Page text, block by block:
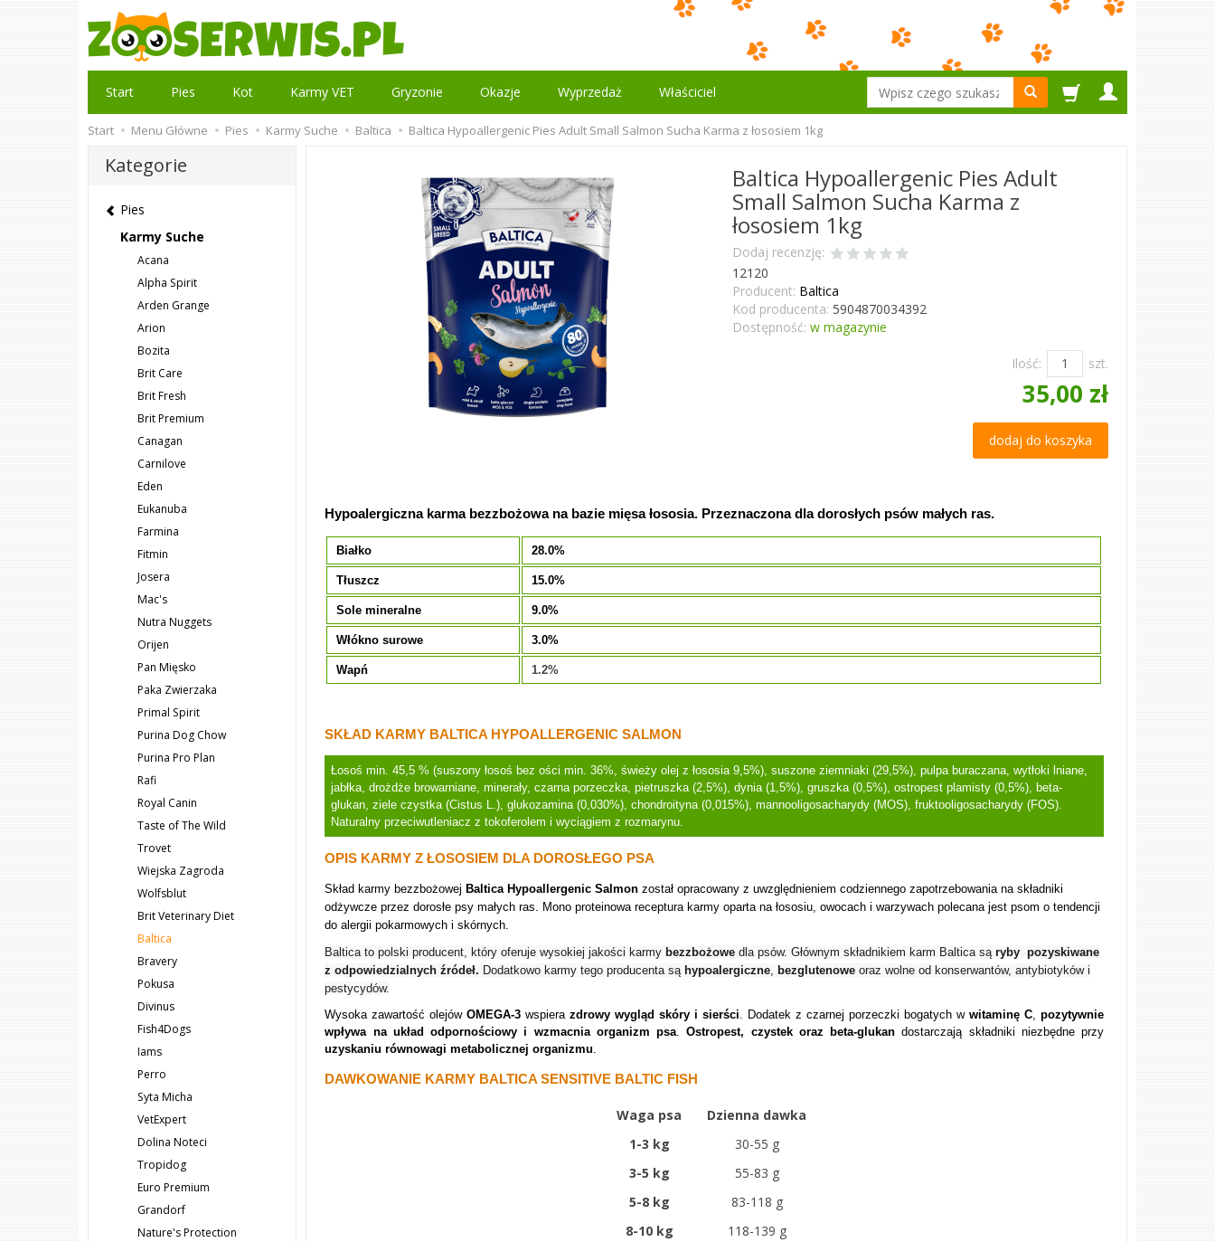
Wyszukaj
Start Pies Kot Karmy VET Gryzonie Okazje Wyprzedaż Właściciel
Start Menu Główne Pies Karmy Suche Baltica Baltica Hypoallergenic Pies Adult Small Salmon Sucha Karma z łososiem 1kg
Baltica Hypoallergenic Pies Adult
Small Salmon Sucha Karma z
łososiem 1kg
Dodaj recenzję:
12120
Producent: Baltica
Kod producenta: 5904870034392
Dostępność: w magazynie
Ilość: szt.
35,00 zł
dodaj do koszyka
Hypoalergiczna karma bezzbożowa na bazie mięsa łososia. Przeznaczona dla dorosłych psów małych ras.
Białko 28.0%
Tłuszcz 15.0%
Sole mineralne 9.0%
Włókno surowe 3.0%
Wapń 1.2%
SKŁAD KARMY BALTICA HYPOALLERGENIC SALMON
Łosoś min. 45,5 % (suszony łosoś bez ości min. 36%, świeży olej z łososia 9,5%), suszone ziemniaki (29,5%), pulpa buraczana, wytłoki lniane,
jabłka, drożdże browarniane, minerały, czarna porzeczka, pietruszka (2,5%), dynia (1,5%), gruszka (0,5%), ostropest plamisty (0,5%), beta-
glukan, ziele czystka (Cistus L.), glukozamina (0,030%), chondroityna (0,015%), mannooligosacharydy (MOS), fruktooligosacharydy (FOS).
Naturalny przeciwutleniacz z tokoferolem i wyciągiem z rozmarynu.
OPIS KARMY Z ŁOSOSIEM DLA DOROSŁEGO PSA
Skład karmy bezzbożowej Baltica Hypoallergenic Salmon został opracowany z uwzględnieniem codziennego zapotrzebowania na składniki
odżywcze przez dorosłe psy małych ras. Mono proteinowa receptura karmy oparta na łososiu, owocach i warzywach polecana jest psom o tendencji
do alergii pokarmowych i skórnych.
Baltica to polski producent, który oferuje wysokiej jakości karmy bezzbożowe dla psów. Głównym składnikiem karm Baltica sąryby pozyskiwane
z odpowiedzialnych źródeł. Dodatkowo karmy tego producenta są hypoalergiczne, bezglutenowe oraz wolne od konserwantów, antybiotyków i
pestycydów.
Wysoka zawartość olejówOMEGA-3 wspierazdrowy wygląd skóry i sierści. Dodatek z czarnej porzeczki bogatych wwitaminę C, pozytywnie
wpływa na układ odpornościowy i wzmacnia organizm psa.Ostropest, czystek oraz beta-glukan dostarczają składniki niezbędne przy
uzyskaniu równowagi metabolicznej organizmu.
DAWKOWANIE KARMY BALTICA SENSITIVE BALTIC FISH
Waga psa
Dzienna dawka
1-3 kg
30-55 g
3-5 kg
55-83 g
5-8 kg
83-118 g
8-10 kg
118-139 g
Kategorie
Pies
Karmy Suche
Acana
Alpha Spirit
Arden Grange
Arion
Bozita
Brit Care
Brit Fresh
Brit Premium
Canagan
Carnilove
Eden
Eukanuba
Farmina
Fitmin
Josera
Mac's
Nutra Nuggets
Orijen
Pan Mięsko
Paka Zwierzaka
Primal Spirit
Purina Dog Chow
Purina Pro Plan
Rafi
Royal Canin
Taste of The Wild
Trovet
Wiejska Zagroda
Wolfsblut
Brit Veterinary Diet
Baltica
Bravery
Pokusa
Divinus
Fish4Dogs
Iams
Perro
Syta Micha
VetExpert
Dolina Noteci
Tropidog
Euro Premium
Grandorf
Nature's Protection